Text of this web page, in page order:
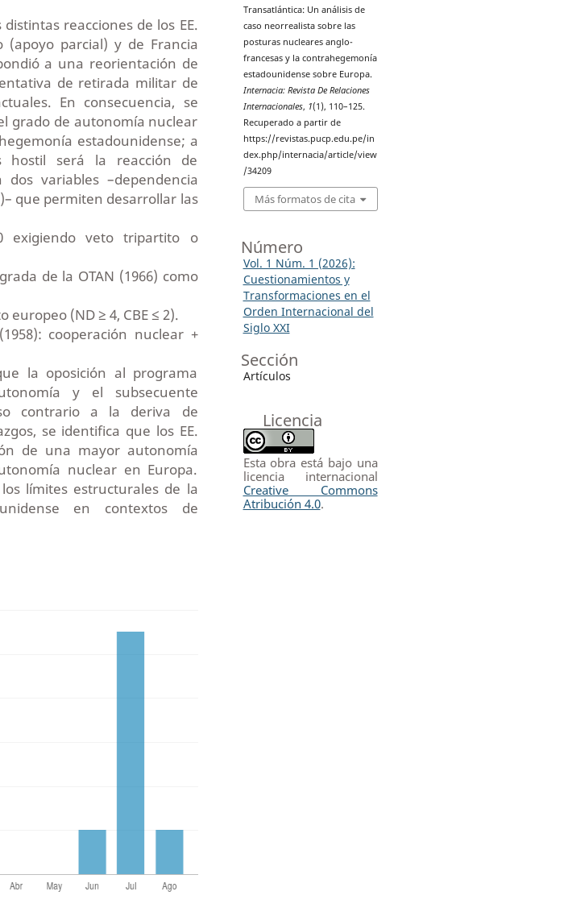
reacciones de los EE.
(apoyo parcial) y de Francia
a una reorientación de
de retirada militar de
En consecuencia, se
grado de autonomía nuclear
estadounidense; a
hostil será la reacción de
variables –dependencia
que permiten desarrollar las
exigiendo veto tripartito o
de la OTAN (1966) como
europeo (ND ≥ 4, CBE ≤ 2).
cooperación nuclear +
la oposición al programa
y el subsecuente
contrario a la deriva de
se identifica que los EE.
de una mayor autonomía
nuclear en Europa.
límites estructurales de la
en contextos de
Transatlántica: Un análisis de
caso neorrealista sobre las
posturas nucleares anglo-
francesas y la contrahegemonía
estadounidense sobre Europa.
Internacia: Revista De Relaciones
Internacionales, 1(1), 110–125.
Recuperado a partir de
https://revistas.pucp.edu.pe/in
dex.php/internacia/article/view
/34209
Más formatos de cita
Número
Vol. 1 Núm. 1 (2026):
Cuestionamientos y
Transformaciones en el
Orden Internacional del
Siglo XXI
Sección
Artículos
Licencia
Esta obra está bajo una
licencia internacional
Creative Commons
Atribución 4.0.